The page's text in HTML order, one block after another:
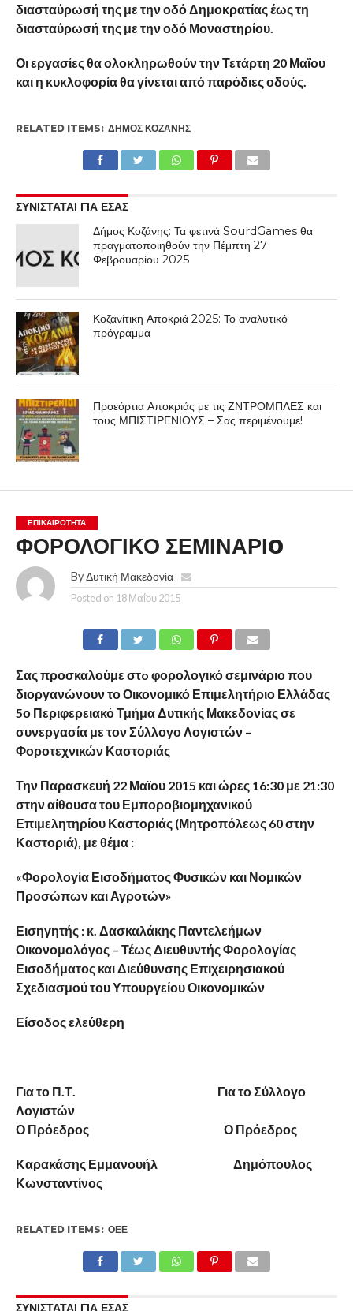
διασταύρωσή της με την οδό Δημοκρατίας έως τη
διασταύρωσή της με την οδό Μοναστηρίου.
Οι εργασίες θα ολοκληρωθούν την Τετάρτη 20 Μαΐου
και η κυκλοφορία θα γίνεται από παρόδιες οδούς.
RELATED ITEMS: ΔΉΜΟΣ ΚΟΖΆΝΗΣ
ΣΥΝΙΣΤΑΤΑΙ ΓΙΑ ΕΣΑΣ
Δήμος Κοζάνης: Τα φετινά SourdGames θα
πραγματοποιηθούν την Πέμπτη 27
Φεβρουαρίου 2025
Κοζανίτικη Αποκριά 2025: Το αναλυτικό
πρόγραμμα
Προεόρτια Αποκριάς με τις ΖΝΤΡΟΜΠΛΕΣ και
τους ΜΠΙΣΤΙΡΕΝΙΟΥΣ – Σας περιμένουμε!
ΕΠΙΚΑΙΡΟΤΗΤΑ
ΦΟΡΟΛΟΓΙΚΟ ΣΕΜΙΝΑΡΙO
By Δυτική Μακεδονία
Posted on 18 Μαΐου 2015
Σας προσκαλούμε στo φορολογικό σεμινάριο που
διοργανώνουν το Οικονομικό Επιμελητήριο Ελλάδας
5ο Περιφερειακό Τμήμα Δυτικής Μακεδονίας σε
συνεργασία με τον Σύλλογο Λογιστών –
Φοροτεχνικών Καστοριάς
Την Παρασκευή 22 Μαϊου 2015 και ώρες 16:30 με 21:30
στην αίθουσα του Εμποροβιομηχανικού
Επιμελητηρίου Καστοριάς (Μητροπόλεως 60 στην
Καστοριά), με θέμα :
«Φορολογία Εισοδήματος Φυσικών και Νομικών
Προσώπων και Αγροτών»
Εισηγητής : κ. Δασκαλάκης Παντελεήμων
Οικονομολόγος – Τέως Διευθυντής Φορολογίας
Εισοδήματος και Διεύθυνσης Επιχειρησιακού
Σχεδιασμού του Υπουργείου Οικονομικών
Είσοδος ελεύθερη
Για το Π.Τ. Για το Σύλλογο
Λογιστών
Ο Πρόεδρος Ο Πρόεδρος
Καρακάσης Εμμανουήλ Δημόπουλος
Κωνσταντίνος
RELATED ITEMS: ΟΕΕ
ΣΥΝΙΣΤΑΤΑΙ ΓΙΑ ΕΣΑΣ